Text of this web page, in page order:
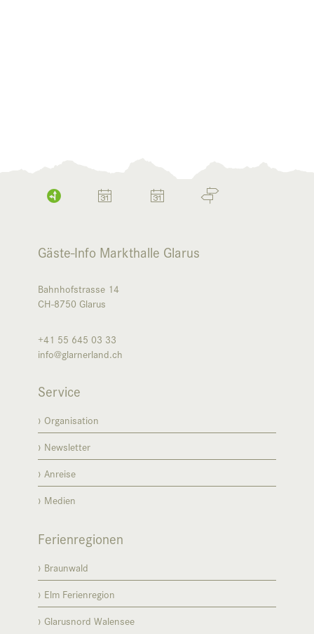
Gäste-Info Markthalle Glarus
Bahnhofstrasse 14
CH-8750 Glarus
+41 55 645 03 33
info@glarnerland.ch
Service
Organisation
Newsletter
Anreise
Medien
Ferienregionen
Braunwald
Elm Ferienregion
Glarusnord Walensee